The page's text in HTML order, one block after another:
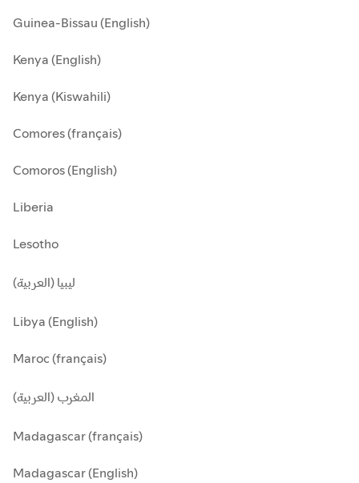
Guinea-Bissau (English)
Kenya (English)
Kenya (Kiswahili)
Comores (français)
Comoros (English)
Liberia
Lesotho
ليبيا (العربية)
Libya (English)
Maroc (français)
المغرب (العربية)
Madagascar (français)
Madagascar (English)